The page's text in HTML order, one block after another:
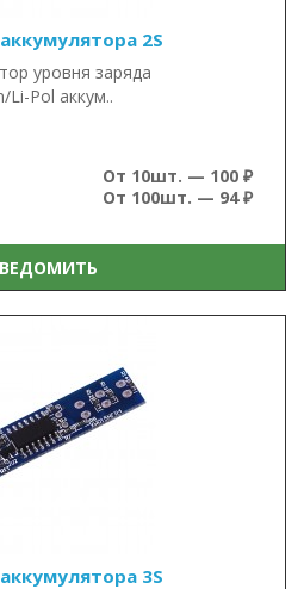
2S
уровня заряда
Li-Pol аккум..
От 10шт. — 100 ₽
От 100шт. — 94 ₽
3S